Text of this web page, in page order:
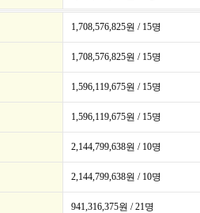
1,708,576,825원 / 15명
1,708,576,825원 / 15명
1,596,119,675원 / 15명
1,596,119,675원 / 15명
2,144,799,638원 / 10명
2,144,799,638원 / 10명
941,316,375원 / 21명